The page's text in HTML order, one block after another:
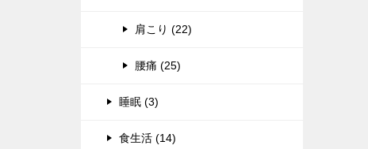
肩こり (22)
腰痛 (25)
睡眠 (3)
食生活 (14)